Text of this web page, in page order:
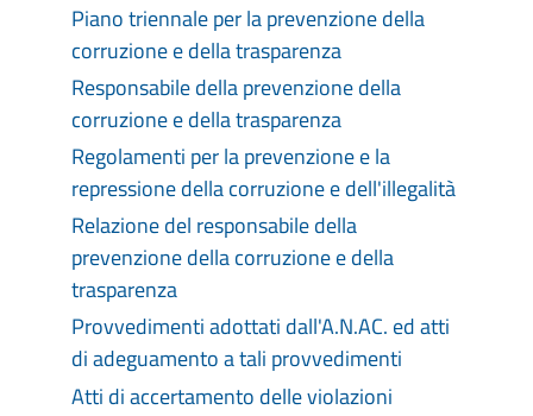
Piano triennale per la prevenzione della
corruzione e della trasparenza
Responsabile della prevenzione della
corruzione e della trasparenza
Regolamenti per la prevenzione e la
repressione della corruzione e dell'illegalità
Relazione del responsabile della
prevenzione della corruzione e della
trasparenza
Provvedimenti adottati dall'A.N.AC. ed atti
di adeguamento a tali provvedimenti
Atti di accertamento delle violazioni